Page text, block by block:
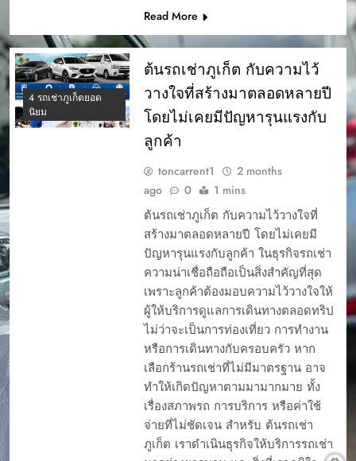
Read More
4 รถเช่าภูเก็ตยอด
นิยม
ต้นรถเช่าภูเก็ต กับความไว้
วางใจที่สร้างมาตลอดหลายปี
โดยไม่เคยมีปัญหารุนแรงกับ
ลูกค้า
toncarrent1
2 months
ago
0 1 mins
ต้นรถเช่าภูเก็ต กับความไว้วางใจที่
สร้างมาตลอดหลายปี โดยไม่เคยมี
ปัญหารุนแรงกับลูกค้า ในธุรกิจรถเช่า
ความน่าเชื่อถือถือเป็นสิ่งสำคัญที่สุด
เพราะลูกค้าต้องมอบความไว้วางใจให้
ผู้ให้บริการดูแลการเดินทางตลอดทริป
ไม่ว่าจะเป็นการท่องเที่ยว การทำงาน
หรือการเดินทางกับครอบครัว หาก
เลือกร้านรถเช่าที่ไม่มีมาตรฐาน อาจ
ทำให้เกิดปัญหาตามมามากมาย ทั้ง
เรื่องสภาพรถ การบริการ หรือค่าใช้
จ่ายที่ไม่ชัดเจน สำหรับ ต้นรถเช่า
ภูเก็ต เราดำเนินธุรกิจให้บริการรถเช่า